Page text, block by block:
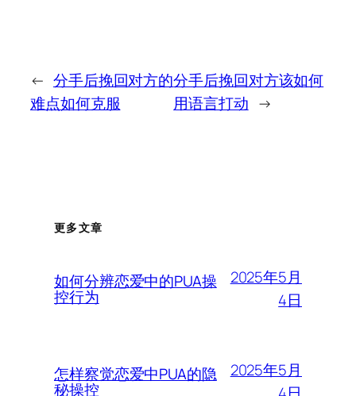
← 分手后挽回对方的
难点如何克服
分手后挽回对方该如何
用语言打动 →
更多文章
如何分辨恋爱中的PUA操
控行为
2025年5月
4日
怎样察觉恋爱中PUA的隐
秘操控
2025年5月